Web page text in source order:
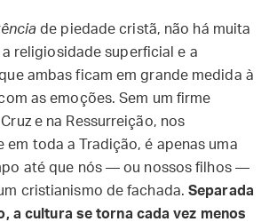
de piedade cristã, não há muita
religiosidade superficial e a
ambas ficam em grande medida à
as emoções. Sem um firme
e na Ressurreição, nos
em toda a Tradição, é apenas uma
até que nós — ou nossos filhos —
cristianismo de fachada.Separada
a cultura se torna cada vez menos